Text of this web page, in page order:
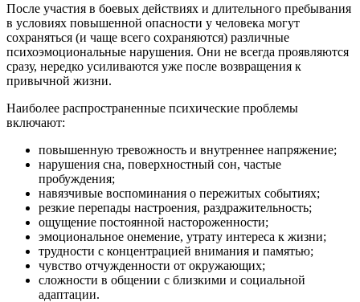
После участия в боевых действиях и длительного пребывания
в условиях повышенной опасности у человека могут
сохраняться (и чаще всего сохраняются) различные
психоэмоциональные нарушения. Они не всегда проявляются
сразу, нередко усиливаются уже после возвращения к
привычной жизни.
Наиболее распространенные психические проблемы
включают:
повышенную тревожность и внутреннее напряжение;
нарушения сна, поверхностный сон, частые
пробуждения;
навязчивые воспоминания о пережитых событиях;
резкие перепады настроения, раздражительность;
ощущение постоянной настороженности;
эмоциональное онемение, утрату интереса к жизни;
трудности с концентрацией внимания и памятью;
чувство отчужденности от окружающих;
сложности в общении с близкими и социальной
адаптации.